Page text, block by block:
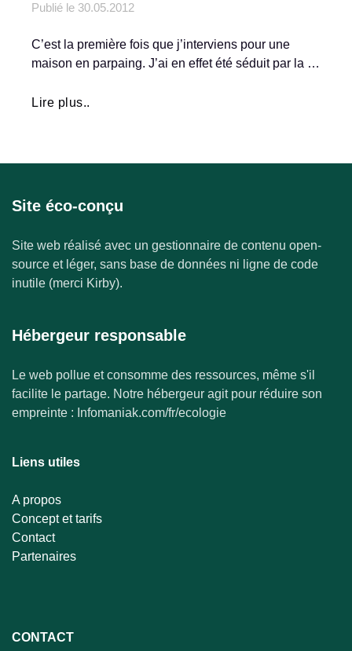
Publié le 30.05.2012
C’est la première fois que j’interviens pour une
maison en parpaing. J’ai en effet été séduit par la …
Lire plus..
Site éco-conçu
Site web réalisé avec un gestionnaire de contenu open-
source et léger, sans base de données ni ligne de code
inutile (merci Kirby).
Hébergeur responsable
Le web pollue et consomme des ressources, même s'il
facilite le partage. Notre hébergeur agit pour réduire son
empreinte : Infomaniak.com/fr/ecologie
Liens utiles
A propos
Concept et tarifs
Contact
Partenaires
CONTACT